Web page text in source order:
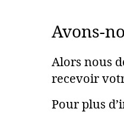
Avons-
Alors nous
recevoir
Pour plus